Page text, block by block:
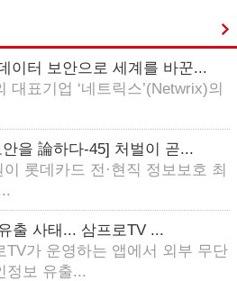
이터 보안으로 세계를 바꾼...
대표기업 ‘네트릭스’(Netwrix)의
을 論하다-45] 처벌이 곧...
롯데카드 전·현직 정보보호 최
출 사태... 삼프로TV ...
TV가 운영하는 앱에서 외부 무단
정보 유출...